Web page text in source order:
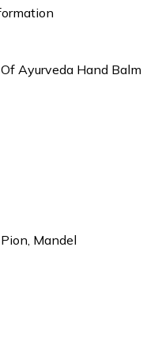
Ayurveda Hand
Pion, Mandel